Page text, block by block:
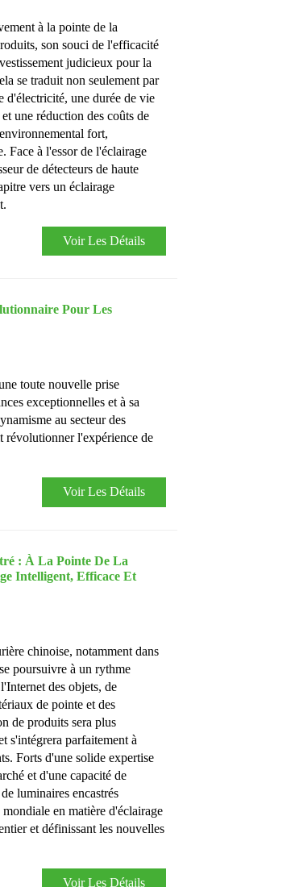
à la pointe de la
son souci de l'efficacité
judicieux pour la
se traduit non seulement par
d'électricité, une durée de vie
une réduction des coûts de
fort,
Face à l'essor de l'éclairage
de détecteurs de haute
vers un éclairage
Voir Les Détails
Pour Les
toute nouvelle prise
exceptionnelles et à sa
au secteur des
révolutionner l'expérience de
Voir Les Détails
: À La Pointe De La
Intelligent, Efficace Et
chinoise, notamment dans
poursuivre à un rythme
des objets, de
de pointe et des
de produits sera plus
s'intégrera parfaitement à
Forts d'une solide expertise
et d'une capacité de
luminaires encastrés
en matière d'éclairage
et définissant les nouvelles
Voir Les Détails